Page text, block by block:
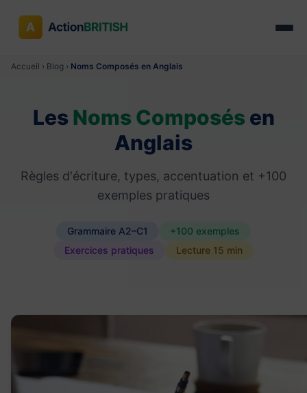
Accueil › Blog › Noms Composés en Anglais
Les Noms Composés en
Anglais
Règles d'écriture, types, accentuation et +100
exemples pratiques
Grammaire A2–C1
+100 exemples
Exercices pratiques
Lecture 15 min